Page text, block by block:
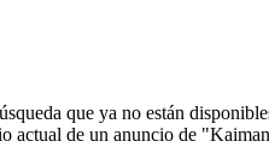
que ya no están
actual de un anuncio de